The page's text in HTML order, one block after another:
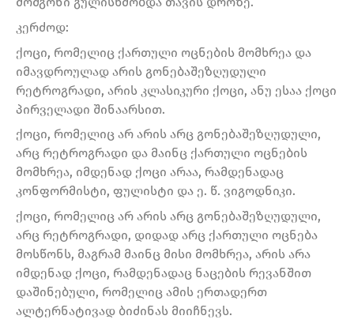
კერძოდ:
ქოცი, რომელიც ქართული ოცნების მომხრეა და
იმავდროულად არის გონებაშეზღუდული
რეტროგრადი, არის კლასიკური ქოცი, ანუ ესაა ქოცი
პირველადი შინაარსით.
ქოცი, რომელიც არ არის არც გონებაშეზღუდული,
არც რეტროგრადი და მაინც ქართული ოცნების
მომხრეა, იმდენად ქოცი არაა, რამდენადაც
კონფორმისტი, ფულისტი და ე. წ. ვიგოდნიკი.
ქოცი, რომელიც არ არის არც გონებაშეზღუდული,
არც რეტროგრადი, დიდად არც ქართული ოცნება
მოსწონს, მაგრამ მაინც მისი მომხრეა, არის არა
იმდენად ქოცი, რამდენადაც ნაცების რევანშით
დაშინებული, რომელიც ამის ერთადერთ
ალტერნატივად ბიძინას მიიჩნევს.